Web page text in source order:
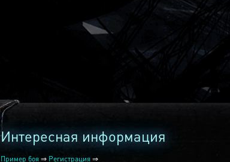
2240
Интересная информация
Пример боя ⇒ Регистрация ⇒